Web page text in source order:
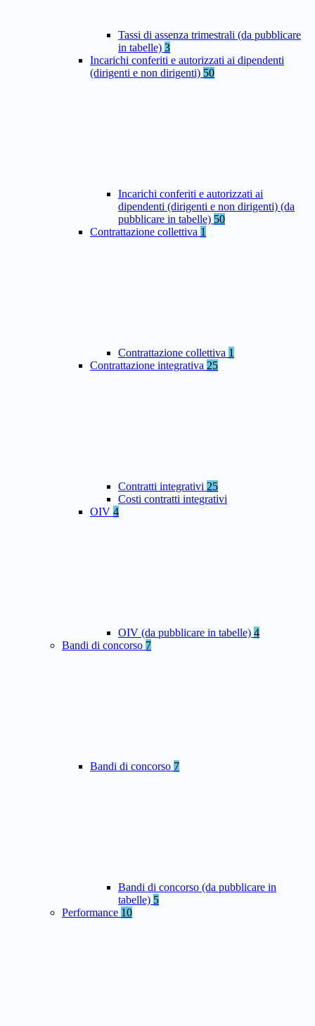
Tassi di assenza trimestrali (da pubblicare
in tabelle) 3
Incarichi conferiti e autorizzati ai dipendenti
(dirigenti e non dirigenti) 50
Incarichi conferiti e autorizzati ai
dipendenti (dirigenti e non dirigenti) (da
pubblicare in tabelle) 50
Contrattazione collettiva 1
Contrattazione collettiva 1
Contrattazione integrativa 25
Contratti integrativi 25
Costi contratti integrativi
OIV 4
OIV (da pubblicare in tabelle) 4
Bandi di concorso 7
Bandi di concorso 7
Bandi di concorso (da pubblicare in
tabelle) 5
Performance 10